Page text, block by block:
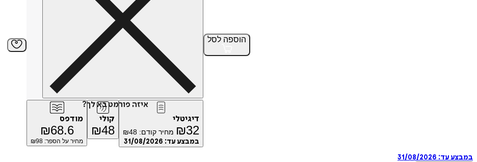
הוספה לסל
איזה פורמט בא לך?
דיגיטלי
₪32 מחיר קודם: ₪48
במבצע עד: 31/08/2026
קולי
₪48
מודפס
₪68.6
מחיר על הספר: ₪ 98
במבצע עד: 31/08/2026